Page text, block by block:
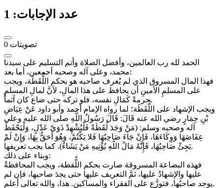
عدد الإجابات: 1
0 تصويتات
الحمد لله رب العالمين، وأفضل الصلاة وأتم التسليم على سيدنا
محمد، وعلى آله وصحبه أجمعين، أما بعد:
فهذا المال المسروق الذي لم يُعرف صاحبه هو بحكم اللُّقَطَة، ويجب
على المسلمِ الأمينِ أن يحافظ على هذا المالِ، لأنَّ لمالِ المسلمِ
حرمةً كَمَالِ نفسه، فلو تركه حتى ضاع كان آثماً.
ويجب الإشهاد على اللُّقَطَة؛ لما رواه الإمام أحمد وأبو داود عَنْ عِيَاضِ
بْنِ حِمَارٍ رضي الله عنه قَالَ: قَالَ رَسُولُ اللَّهِ صلى الله عليه وعلى
آله وصحبه وسلم: (مَنْ وَجَدَ لُقَطَةً فَلْيُشْهِدْ ذَوَيْ عَدْلٍ، وَلْيَحْفَظْ
عِفَاصَهَا وَوِكَاءَهَا، فَإِنْ جَاءَ صَاحِبُهَا فَلا يَكْتُمْ، وَهُوَ أَحَقُّ بِهَا، وَإِنْ لَمْ
يَجِئْ صَاحِبُهَا، فَإِنَّهُ مَالُ اللَّهِ يُؤْتِيهِ مَنْ يَشَاءُ). كما يجب تعريفها.
وبناء على ذلك:
فهذه البضاعة المسروقة صارت بحكم اللُّقطة، ويجب المحافظةُ
عليها والإشهادُ عليها، ثمَّ التعريف عليها حتى يجدَ صاحبها، فإن لم
يوجد صاحبُها، فتوزَّع على الفقراء والمساكين. هذا، والله تعالى أعلم.